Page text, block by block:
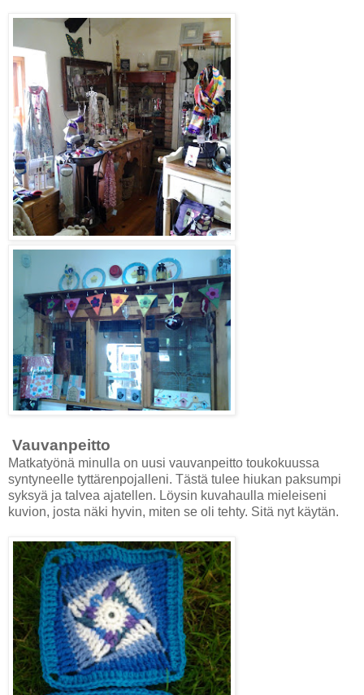
Vauvanpeitto
Matkatyönä minulla on uusi vauvanpeitto toukokuussa
syntyneelle tyttärenpojalleni. Tästä tulee hiukan paksumpi
syksyä ja talvea ajatellen. Löysin kuvahaulla mieleiseni
kuvion, josta näki hyvin, miten se oli tehty. Sitä nyt käytän.